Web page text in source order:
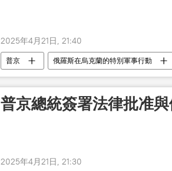
2025年4月21日, 21:40
普京 俄羅斯在烏克蘭的特別軍事行動
普京總統簽署法律批准
2025年4月21日, 21:30